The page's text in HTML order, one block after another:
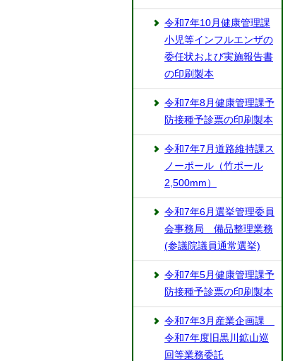
令和7年10月健康管理課
小児等インフルエンザの
委任状および実施報告書
の印刷製本
令和7年8月健康管理課予
防接種予診票の印刷製本
令和7年7月道路維持課ス
ノーポール（竹ポール
2,500mm）
令和7年6月選挙管理委員
会事務局 備品整理業務
(参議院議員通常選挙)
令和7年5月健康管理課予
防接種予診票の印刷製本
令和7年3月産業企画課
令和7年度旧黒川鉱山巡
回等業務委託